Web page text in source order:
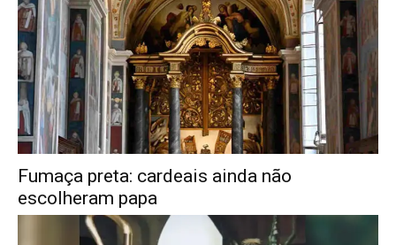
Fumaça preta: cardeais ainda não
escolheram papa